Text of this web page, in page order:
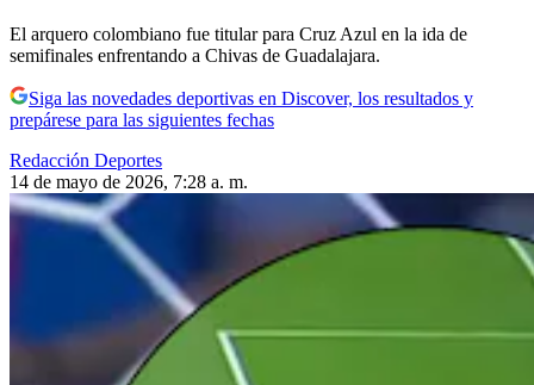
El arquero colombiano fue titular para Cruz Azul en la ida de
semifinales enfrentando a Chivas de Guadalajara.
Siga las novedades deportivas en Discover, los resultados y
prepárese para las siguientes fechas
Redacción Deportes
14 de mayo de 2026, 7:28 a. m.